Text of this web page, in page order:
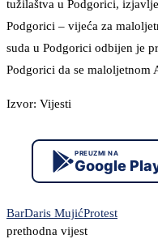
tužilaštva u Podgorici,
Podgorici – vijeća za
suda u Podgorici odbijen je
Podgorici da se maloljetnom
Izvor: Vijesti
PREUZMI NA
Google
BarDaris MujićProtest
prethodna vijest